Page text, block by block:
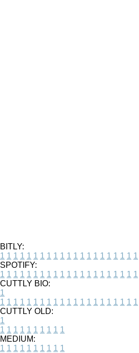
BITLY:
1 1 1 1 1 1 1 1 1 1 1 1 1 1 1 1 1 1 1 1 1
SPOTIFY:
1 1 1 1 1 1 1 1 1 1 1 1 1 1 1 1 1 1 1 1 1
CUTTLY BIO:
1
1 1 1 1 1 1 1 1 1 1 1 1 1 1 1 1 1 1 1 1 1
CUTTLY OLD:
1
1 1 1 1 1 1 1 1 1 1
MEDIUM:
1 1 1 1 1 1 1 1 1 1